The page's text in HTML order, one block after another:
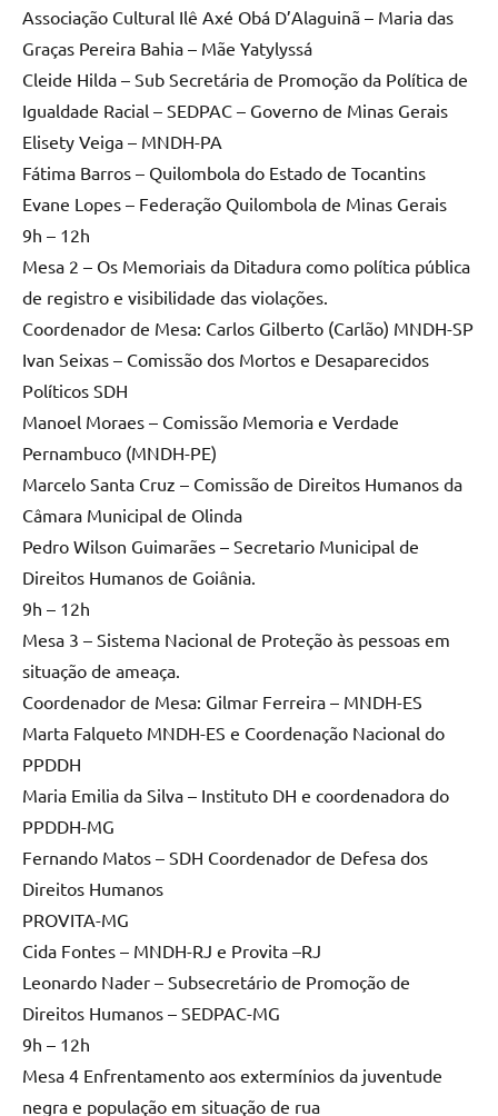
Associação Cultural Ilê Axé Obá D’Alaguinã – Maria das
Graças Pereira Bahia – Mãe Yatylyssá
Cleide Hilda – Sub Secretária de Promoção da Política de
Igualdade Racial – SEDPAC – Governo de Minas Gerais
Elisety Veiga – MNDH-PA
Fátima Barros – Quilombola do Estado de Tocantins
Evane Lopes – Federação Quilombola de Minas Gerais
9h – 12h
Mesa 2 – Os Memoriais da Ditadura como política pública
de registro e visibilidade das violações.
Coordenador de Mesa: Carlos Gilberto (Carlão) MNDH-SP
Ivan Seixas – Comissão dos Mortos e Desaparecidos
Políticos SDH
Manoel Moraes – Comissão Memoria e Verdade
Pernambuco (MNDH-PE)
Marcelo Santa Cruz – Comissão de Direitos Humanos da
Câmara Municipal de Olinda
Pedro Wilson Guimarães – Secretario Municipal de
Direitos Humanos de Goiânia.
9h – 12h
Mesa 3 – Sistema Nacional de Proteção às pessoas em
situação de ameaça.
Coordenador de Mesa: Gilmar Ferreira – MNDH-ES
Marta Falqueto MNDH-ES e Coordenação Nacional do
PPDDH
Maria Emilia da Silva – Instituto DH e coordenadora do
PPDDH-MG
Fernando Matos – SDH Coordenador de Defesa dos
Direitos Humanos
PROVITA-MG
Cida Fontes – MNDH-RJ e Provita –RJ
Leonardo Nader – Subsecretário de Promoção de
Direitos Humanos – SEDPAC-MG
9h – 12h
Mesa 4 Enfrentamento aos extermínios da juventude
negra e população em situação de rua